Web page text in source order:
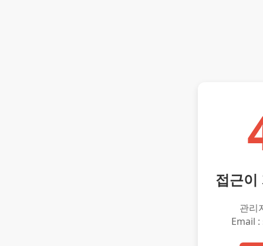
접근이
관리
Email